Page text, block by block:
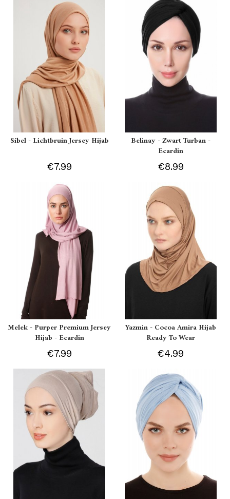
Sibel - Lichtbruin Jersey Hijab
€7.99
Belinay - Zwart Turban -
Ecardin
€8.99
Melek - Purper Premium Jersey
Hijab - Ecardin
€7.99
Yazmin - Cocoa Amira Hijab
Ready To Wear
€4.99